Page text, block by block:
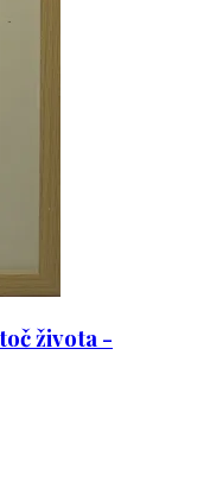
života -